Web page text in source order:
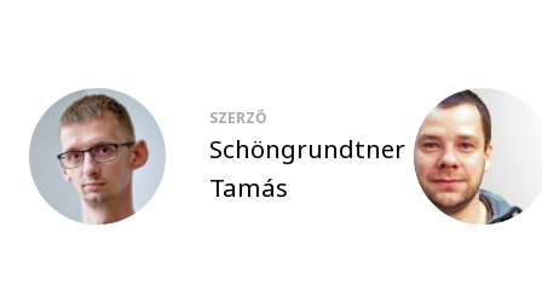
SZERZŐ
Schöngrundtner
Tamás